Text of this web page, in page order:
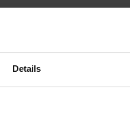
Details